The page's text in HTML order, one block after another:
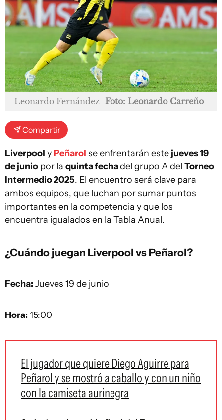
Leonardo Fernández Foto: Leonardo Carreño
Compartir
Liverpool y Peñarol se enfrentarán este jueves 19
de junio por la quinta fechadel grupo A del Torneo
Intermedio 2025. El encuentro será clave para
ambos equipos, que luchan por sumar puntos
importantes en la competencia y que los
encuentra igualados en la Tabla Anual.
¿Cuándo juegan Liverpool vs Peñarol?
Fecha: Jueves 19 de junio
Hora: 15:00
El jugador que quiere Diego Aguirre para
Peñarol y se mostró a caballo y con un niño
con la camiseta aurinegra